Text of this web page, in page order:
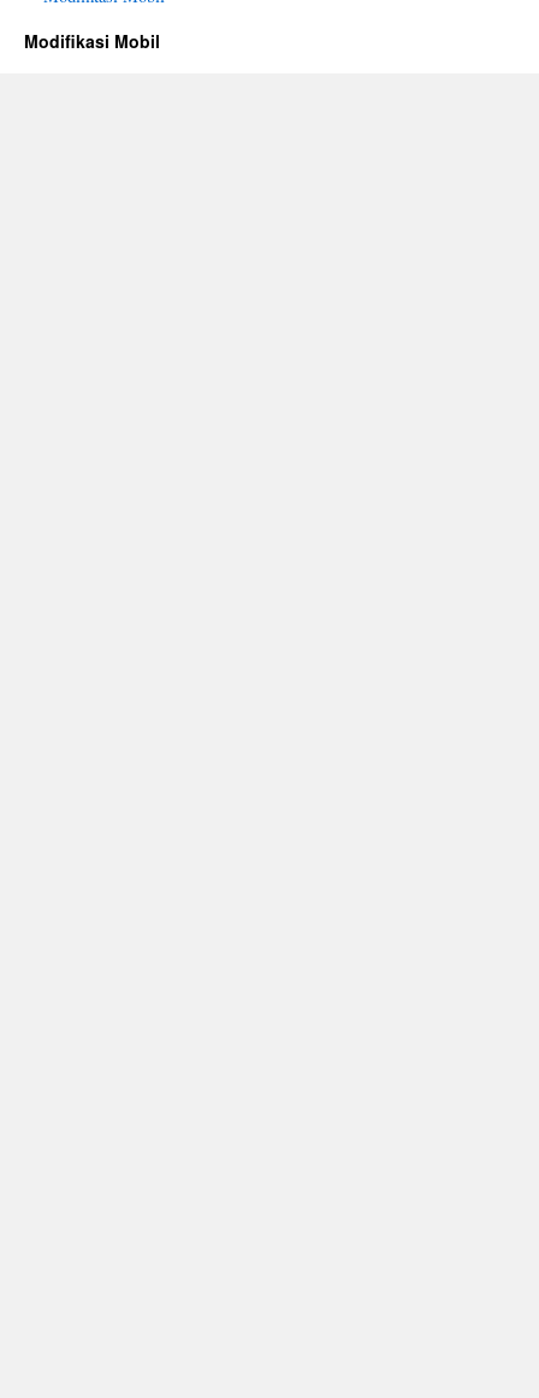
Modifikasi Mobil